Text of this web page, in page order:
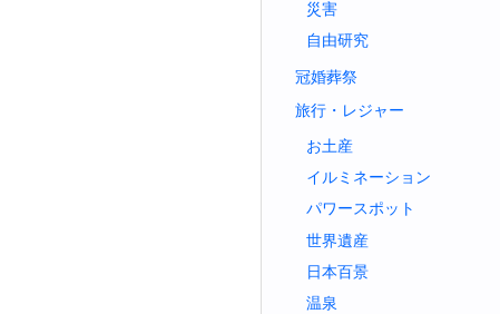
災害
自由研究
冠婚葬祭
旅行・レジャー
お土産
イルミネーション
パワースポット
世界遺産
日本百景
温泉